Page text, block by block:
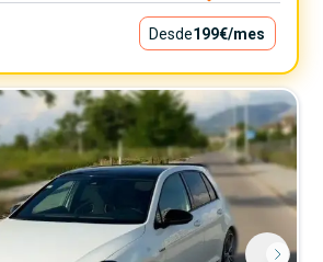
Desde199€/mes